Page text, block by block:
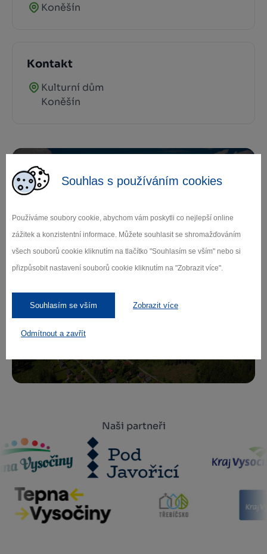
Souhlas s používáním cookies
Používáme soubory cookie, abychom vám poskytli co nejlepší online
zážitek a konzistentní informace. Můžete souhlasit se shromažďováním
všech souborů cookie kliknutím na tlačítko "Souhlasím se vším" nebo si
přizpůsobit nastavení souborů cookie kliknutím na "Zobrazit více".
Souhlasím se vším Zobrazit více
Odmítnout a zavřít
Koněšín
Kontakt
Kulturní dům
Koněšín
Zamilujte si Vysočinu
Přihlaste se k odběru našeho newsletteru
o novinkách.
Naši partneři